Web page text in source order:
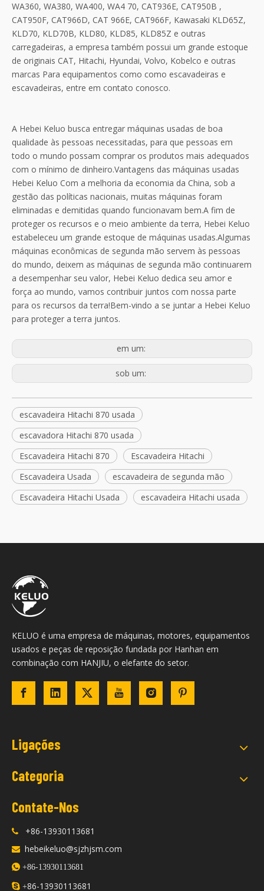
WA360, WA380, WA400, WA4 70, CAT936E, CAT950B ,
CAT950F, CAT966D, CAT 966E, CAT966F, Kawasaki KLD65Z,
KLD70, KLD70B, KLD80, KLD85, KLD85Z e outras
carregadeiras, a empresa também possui um grande estoque
de originais CAT, Hitachi, Hyundai, Volvo, Kobelco e outras
marcas Para equipamentos como como escavadeiras e
escavadeiras, entre em contato conosco.
A Hebei Keluo busca entregar máquinas usadas de boa
qualidade às pessoas necessitadas, para que pessoas em
todo o mundo possam comprar os produtos mais adequados
com o mínimo de dinheiro.Vantagens das máquinas usadas
Hebei Keluo Com a melhoria da economia da China, sob a
gestão das políticas nacionais, muitas máquinas foram
eliminadas e demitidas quando funcionavam bem.A fim de
proteger os recursos e o meio ambiente da terra, Hebei Keluo
estabeleceu um grande estoque de máquinas usadas.Algumas
máquinas econômicas de segunda mão servem às pessoas
do mundo, deixem as máquinas de segunda mão continuarem
a desempenhar seu valor, Hebei Keluo dedica seu amor e
força ao mundo, vamos contribuir juntos com nossa parte
para os recursos da terra!Bem-vindo a se juntar a Hebei Keluo
para proteger a terra juntos.
em um:
sob um:
escavadeira Hitachi 870 usada
escavadora Hitachi 870 usada
Escavadeira Hitachi 870
Escavadeira Hitachi
Escavadeira Usada
escavadeira de segunda mão
Escavadeira Hitachi Usada
escavadeira Hitachi usada
KELUO é uma empresa de máquinas, motores, equipamentos
usados ​​e peças de reposição fundada por Hanhan em
combinação com HANJIU, o elefante do setor.
Ligações
Categoria
Contate-Nos
 +86-13930113681
 hebeikeluo@sjzhjsm.com
 +86-13930113681
 +86-13930113681